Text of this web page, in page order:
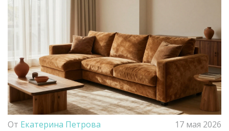
От Екатерина Петрова 17 мая 2026